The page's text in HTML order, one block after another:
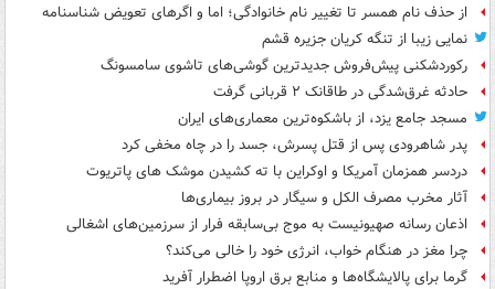
از حذف نام همسر تا تغییر نام خانوادگی؛ اما و اگرهای تعویض شناسنامه
نمایی زیبا از تنگه کریان جزیره قشم
رکوردشکنی پیش‌فروش جدیدترین گوشی‌های تاشوی سامسونگ
حادثه غرق‌شدگی در طاقانک ۲ قربانی گرفت
مسجد جامع یزد، از باشکوه‌ترین معماری‌های ایران
پدر شاهرودی پس از قتل پسرش، جسد را در چاه مخفی کرد
دردسر همزمان آمریکا و اوکراین با ته کشیدن موشک های پاتریوت
آثار مخرب مصرف الکل و سیگار در بروز بیماری‌ها
اذعان رسانه صهیونیست به موج بی‌سابقه فرار از سرزمین‌های اشغالی
چرا مغز در هنگام خواب، انرژی خود را خالی می‌کند؟
گرما برای پالایشگاه‌ها و منابع برق اروپا اضطرار آفرید